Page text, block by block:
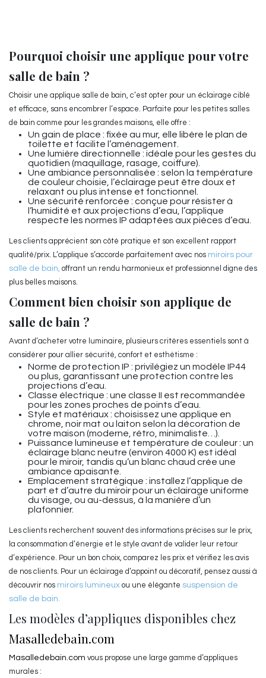
Pourquoi choisir une applique pour votre
salle de bain ?
Choisir une applique salle de bain, c’est opter pour un éclairage ciblé
et efficace, sans encombrer l’espace. Parfaite pour les petites salles
de bain comme pour les grandes maisons, elle offre :
Un gain de place : fixée au mur, elle libère le plan de
toilette et facilite l’aménagement.
Une lumière directionnelle : idéale pour les gestes du
quotidien (maquillage, rasage, coiffure).
Une ambiance personnalisée : selon la température
de couleur choisie, l’éclairage peut être doux et
relaxant ou plus intense et fonctionnel.
Une sécurité renforcée : conçue pour résister à
l’humidité et aux projections d’eau, l’applique
respecte les normes IP adaptées aux pièces d’eau.
Les clients apprécient son côté pratique et son excellent rapport
qualité/prix. L’applique s’accorde parfaitement avec nos miroirs pour
salle de bain, offrant un rendu harmonieux et professionnel digne des
plus belles maisons.
Comment bien choisir son applique de
salle de bain ?
Avant d’acheter votre luminaire, plusieurs critères essentiels sont à
considérer pour allier sécurité, confort et esthétisme :
Norme de protection IP : privilégiez un modèle IP44
ou plus, garantissant une protection contre les
projections d’eau.
Classe électrique : une classe II est recommandée
pour les zones proches de points d’eau.
Style et matériaux : choisissez une applique en
chrome, noir mat ou laiton selon la décoration de
votre maison (moderne, rétro, minimaliste…).
Puissance lumineuse et température de couleur : un
éclairage blanc neutre (environ 4000 K) est idéal
pour le miroir, tandis qu’un blanc chaud crée une
ambiance apaisante.
Emplacement stratégique : installez l’applique de
part et d’autre du miroir pour un éclairage uniforme
du visage, ou au-dessus, à la manière d’un
plafonnier.
Les clients recherchent souvent des informations précises sur le prix,
la consommation d’énergie et le style avant de valider leur retour
d’expérience. Pour un bon choix, comparez les prix et vérifiez les avis
de nos clients. Pour un éclairage d’appoint ou décoratif, pensez aussi à
découvrir nos miroirs lumineux ou une élégante suspension de
salle de bain.
Les modèles d’appliques disponibles chez
Masalledebain.com
Masalledebain.com vous propose une large gamme d’appliques
murales :